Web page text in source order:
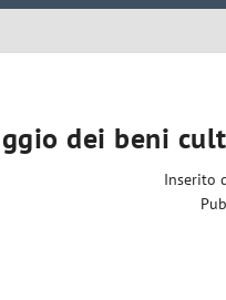
dei beni
Inserito